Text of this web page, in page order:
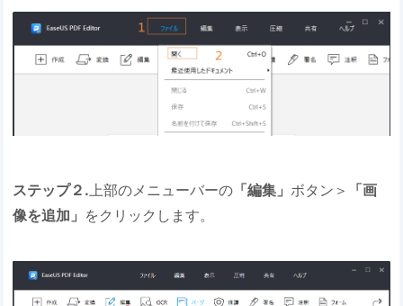
ステップ２. 上部のメニューバーの 「編集」 ボタン＞
「画
像を追加」 をクリックします。